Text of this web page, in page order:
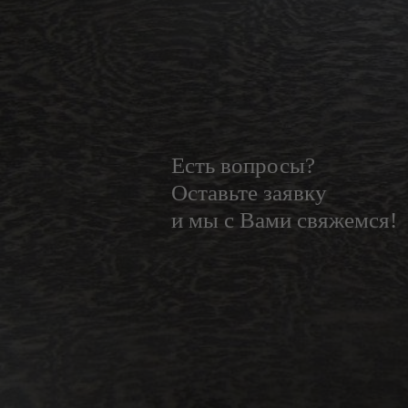
Есть вопросы?
Оставьте заявку
и мы с Вами свяжемся!